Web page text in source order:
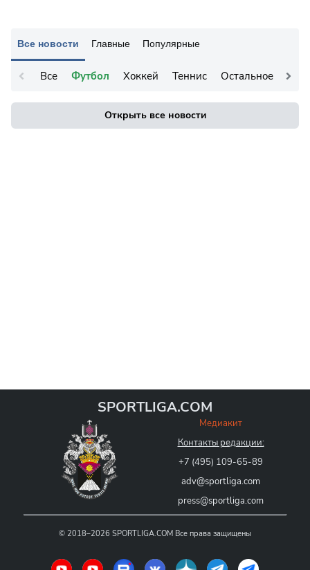
Все новости Главные Популярные
Все Футбол Хоккей Теннис Остальное
Открыть все новости
SPORTLIGA.COM
Медиакит
Контакты редакции:
+7 (495) 109-65-89
adv@sportliga.com
press@sportliga.com
© 2018–2026 SPORTLIGA.COM Все права защищены